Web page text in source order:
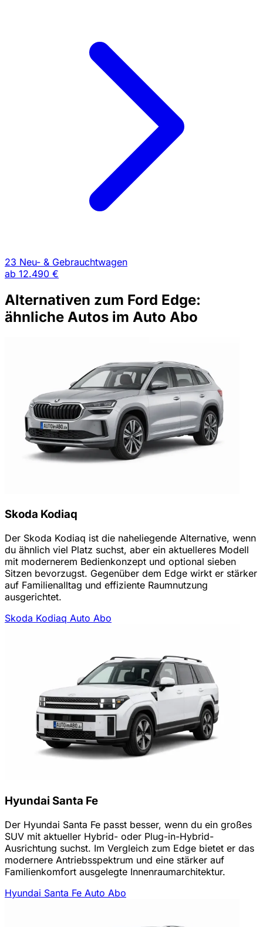
23 Neu- & Gebrauchtwagen
ab 12.490 €
Alternativen zum Ford Edge:
ähnliche Autos im Auto Abo
Skoda Kodiaq
Der Skoda Kodiaq ist die naheliegende Alternative, wenn
du ähnlich viel Platz suchst, aber ein aktuelleres Modell
mit modernerem Bedienkonzept und optional sieben
Sitzen bevorzugst. Gegenüber dem Edge wirkt er stärker
auf Familienalltag und effiziente Raumnutzung
ausgerichtet.
Skoda Kodiaq Auto Abo
Hyundai Santa Fe
Der Hyundai Santa Fe passt besser, wenn du ein großes
SUV mit aktueller Hybrid- oder Plug-in-Hybrid-
Ausrichtung suchst. Im Vergleich zum Edge bietet er das
modernere Antriebsspektrum und eine stärker auf
Familienkomfort ausgelegte Innenraumarchitektur.
Hyundai Santa Fe Auto Abo